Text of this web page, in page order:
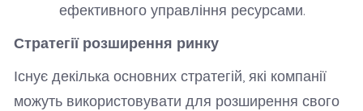
ефективного управління ресурсами.
Стратегії розширення ринку
Існує декілька основних стратегій, які компанії
можуть використовувати для розширення свого